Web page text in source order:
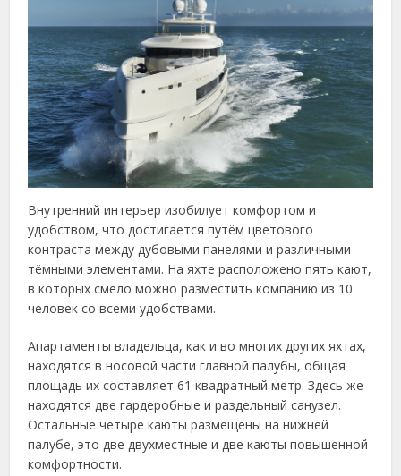
Внутренний интерьер изобилует комфортом и
удобством, что достигается путём цветового
контраста между дубовыми панелями и различными
тёмными элементами. На яхте расположено пять кают,
в которых смело можно разместить компанию из 10
человек со всеми удобствами.
Апартаменты владельца, как и во многих других яхтах,
находятся в носовой части главной палубы, общая
площадь их составляет 61 квадратный метр. Здесь же
находятся две гардеробные и раздельный санузел.
Остальные четыре каюты размещены на нижней
палубе, это две двухместные и две каюты повышенной
комфортности.